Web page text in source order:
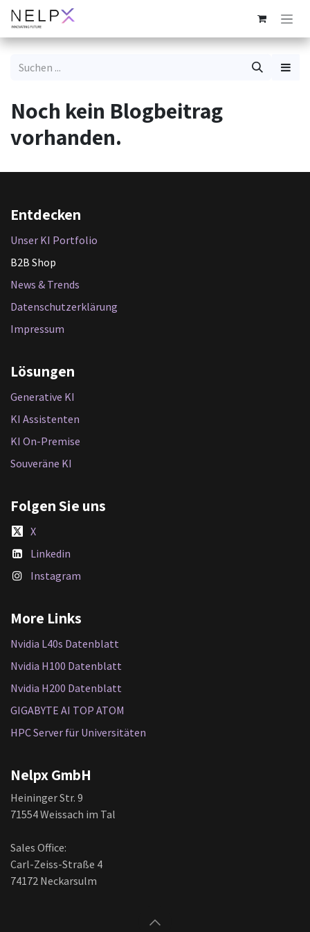
Zum Inhalt springen
Noch kein Blogbeitrag
vorhanden.
Entdecken
Unser KI Portfolio
B2B Shop
News & Trends
Datenschutzerklärung
Impressum
Lösungen
Generative KI
KI Assistenten
KI On-Premise
Souveräne KI
Folgen Sie uns
X
Linkedin
Instagram
More Links
Nvidia L40s Datenblatt
Nvidia H100 Datenblatt
Nvidia H200 Datenblatt
GIGABYTE AI TOP ATOM
HPC Server für Universitäten
Nelpx GmbH
Heininger Str. 9
71554 Weissach im Tal
Sales Office:
Carl-Zeiss-Straße 4
74172 Neckarsulm